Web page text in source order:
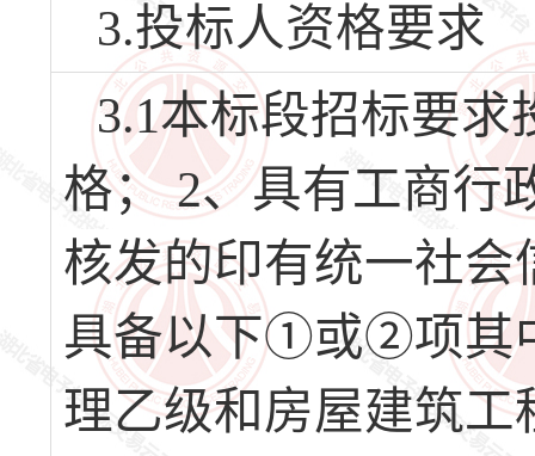
3.投标人资格要求
3.1本标段招标要求
格； 2、具有工商行
核发的印有统一社
具备以下①或②项其
理乙级和房屋建筑